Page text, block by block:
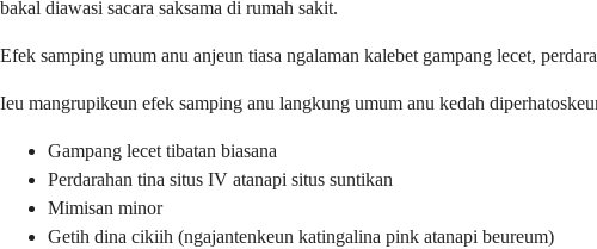
bakal diawasi sacara saksama di rumah sakit.
Efek samping umum anu anjeun tiasa ngalaman kalebet gampang lecet,
Ieu mangrupikeun efek samping anu langkung umum anu kedah
Gampang lecet tibatan biasana
Perdarahan tina situs IV atanapi situs suntikan
Mimisan minor
Getih dina cikiih (ngajantenkeun katingalina pink atanapi beureum)